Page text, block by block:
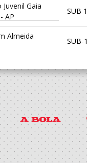
Gaia
AP
SUB
Almeida
SUB-
Handball
Handball SUB
Almeida
Minis